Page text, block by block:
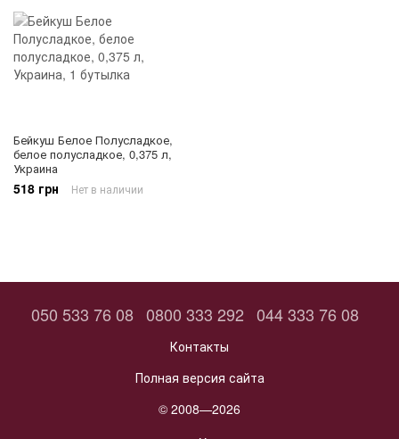
Бейкуш Белое Полусладкое,
белое полусладкое, 0,375 л,
Украина
518 грн Нет в наличии
050 533 76 08 0800 333 292 044 333 76 08
Контакты
Полная версия сайта
© 2008—2026